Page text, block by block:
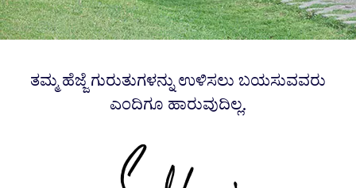
ತಮ್ಮ ಹೆಜ್ಜೆ ಗುರುತುಗಳನ್ನು ಉಳಿಸಲು ಬಯಸುವವರು
ಎಂದಿಗೂ ಹಾರುವುದಿಲ್ಲ.